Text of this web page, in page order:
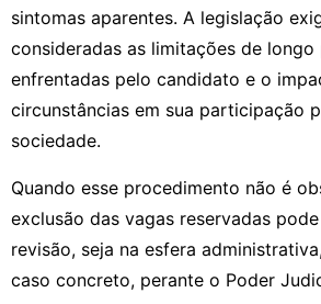
sintomas aparentes. A legislação
consideradas as limitações de
enfrentadas pelo candidato e o
circunstâncias em sua participação
sociedade.
Quando esse procedimento não é
exclusão das vagas reservadas
revisão, seja na esfera
caso concreto, perante o Poder